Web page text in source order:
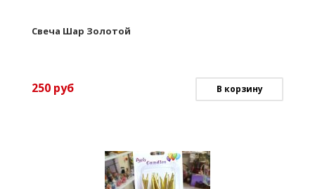
Свеча Шар Золотой
250 руб В корзину